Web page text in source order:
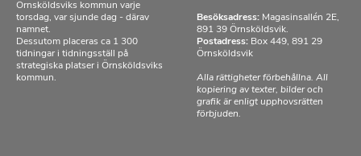
Örnsköldsviks kommun varje
torsdag, var sjunde dag - därav
namnet.
Dessutom placeras ca 1 300
tidningar i tidningsställ på
strategiska platser i Örnsköldsviks
kommun.
Besöksadress: Magasinsallén 2E,
891 39 Örnsköldsvik.
Postadress: Box 449, 891 29
Örnsköldsvik
Alla rättigheter förbehållna. All
kopiering av texter, bilder och
grafik är enligt upphovsrätten
förbjuden.